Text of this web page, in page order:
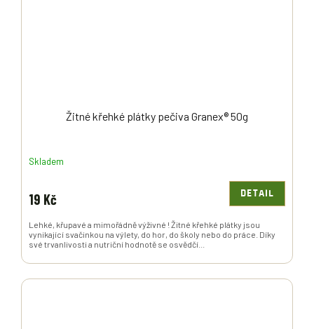
Žitné křehké plátky pečiva Granex® 50g
Skladem
19 Kč DETAIL
Lehké, křupavé a mimořádně výživné ! Žitné křehké plátky jsou
vynikající svačinkou na výlety, do hor, do školy nebo do práce. Díky
své trvanlivosti a nutriční hodnotě se osvědčí...